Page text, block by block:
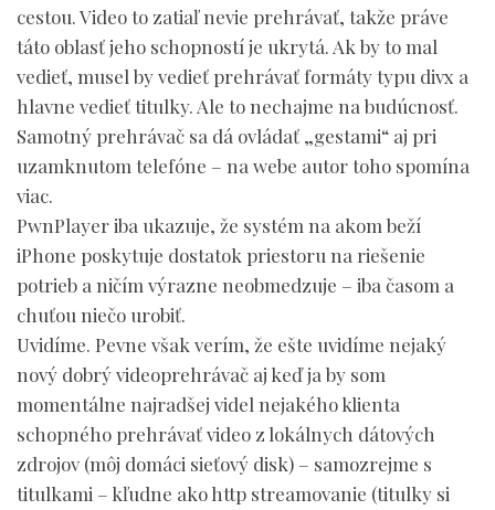
cestou. Video to zatiaľ nevie prehrávať, takže práve
táto oblasť jeho schopností je ukrytá. Ak by to mal
vedieť, musel by vedieť prehrávať formáty typu divx a
hlavne vedieť titulky. Ale to nechajme na budúcnosť.
Samotný prehrávač sa dá ovládať „gestami“ aj pri
uzamknutom telefóne – na webe autor toho spomína
viac.
PwnPlayer iba ukazuje, že systém na akom beží
iPhone poskytuje dostatok priestoru na riešenie
potrieb a ničím výrazne neobmedzuje – iba časom a
chuťou niečo urobiť.
Uvidíme. Pevne však verím, že ešte uvidíme nejaký
nový dobrý videoprehrávač aj keď ja by som
momentálne najradšej videl nejakého klienta
schopného prehrávať video z lokálnych dátových
zdrojov (môj domáci sieťový disk) – samozrejme s
titulkami – kľudne ako http streamovanie (titulky si